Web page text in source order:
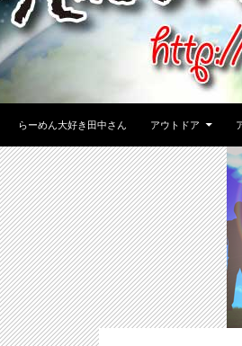
らーめん大好き田中さん アウトドア